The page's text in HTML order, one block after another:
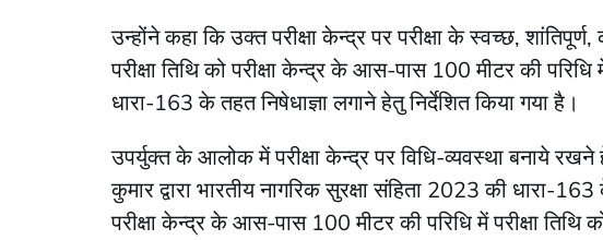
उन्होंने कहा कि उक्त परीक्षा केन्द्र पर परीक्षा के स्वच्छ,
परीक्षा तिथि को परीक्षा केन्द्र के आस-पास 100 मीटर की
धारा-163 के तहत निषेधाज्ञा लगाने हेतु निर्देशित किया गया है।
उपर्युक्त के आलोक में परीक्षा केन्द्र पर विधि-व्यवस्था बनाये
कुमार द्वारा भारतीय नागरिक सुरक्षा संहिता 2023 की धारा-
परीक्षा केन्द्र के आस-पास 100 मीटर की परिधि में परीक्षा तिथि